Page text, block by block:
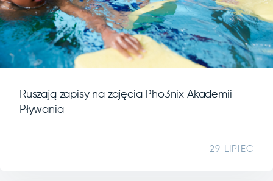
Ruszają zapisy na zajęcia Pho3nix Akademii
Pływania
29 LIPIEC